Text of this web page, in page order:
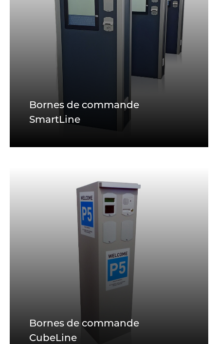
Bornes de commande
SmartLine
Bornes de commande
CubeLine